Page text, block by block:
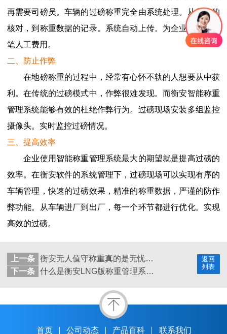
再需要司磅员。车辆的过磅称重完全由系统处理。从信息的
核对，到称重数据的记录。系统自动上传。为企业节省一大
笔人工费用。
二、防止作弊
在地磅称重的过程中，经常有心怀不轨的人想要从中获
利。在传统的过磅模式中，作弊很难发现。而衡安智能称重
管理系统能够有效的杜绝作弊行为。过磅现场安装多组监控
摄像头。实时监控过磅情况。
三、提高效率
企业使用智能称重管理系统最大的期望就是提高过磅的
效率。在衡安软件的系统管理下，过磅现场可以实现有序的
车辆管理，快速的过磅效果，精准的称重数据，严谨的防作
弊功能。从车辆进厂到出厂，每一个环节都进行优化。实现
高效的过磅。
返回
列表
上一条
衡安无人值守称重真的是无忧过磅吗？
下一条
什么是衡安LNG版称重管理系统？
首页 公司动态 产品百科 联系我们